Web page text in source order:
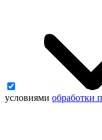
условиями обработки